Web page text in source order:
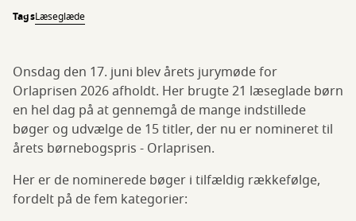
TagsLæseglæde
Onsdag den 17. juni blev årets jurymøde for
Orlaprisen 2026 afholdt. Her brugte 21 læseglade børn
en hel dag på at gennemgå de mange indstillede
bøger og udvælge de 15 titler, der nu er nomineret til
årets børnebogspris - Orlaprisen.
Her er de nominerede bøger i tilfældig rækkefølge,
fordelt på de fem kategorier: